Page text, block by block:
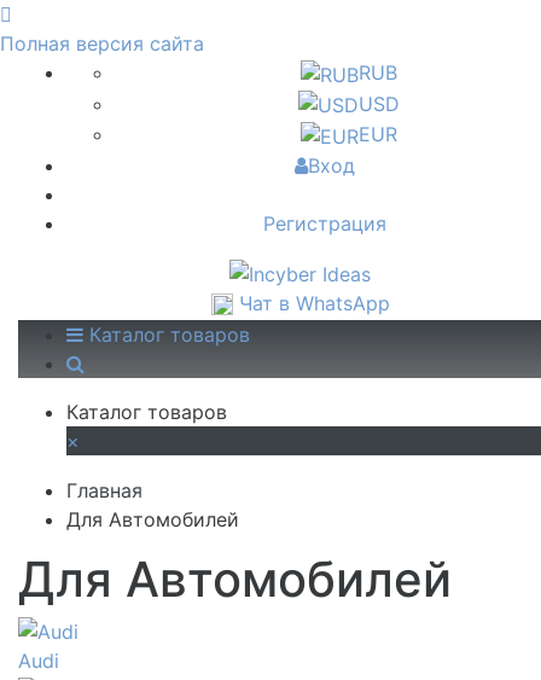
Полная версия сайта
RUB
USD
EUR
Вход
Регистрация
Чат в WhatsApp
Каталог товаров
Каталог товаров
×
Главная
Для Автомобилей
Для Автомобилей
Audi